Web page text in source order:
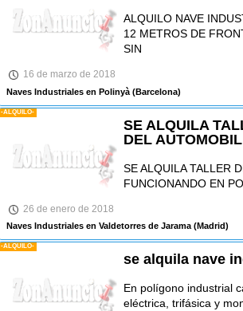
ALQUILO NAVE
12 METROS DE
SIN
16 de marzo de 2018
Naves Industriales en Polinyà(Barcelona)
-ALQUILO-
SE ALQUILA
DEL AUTOMOBIL
SE ALQUILA TALLER
FUNCIONANDO EN
26 de enero de 2018
Naves Industriales en Valdetorres de Jarama(Madrid)
-ALQUILO-
se alquila nave
En polígono industrial
eléctrica, trifásica y